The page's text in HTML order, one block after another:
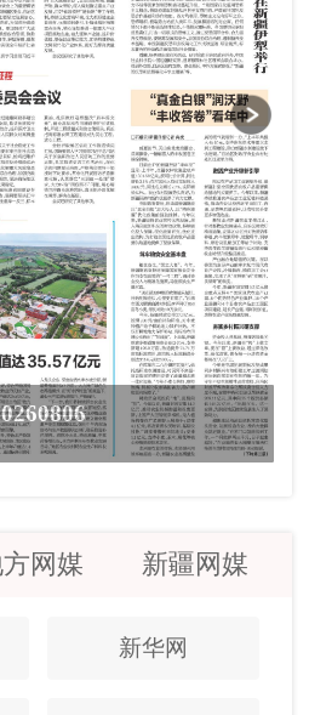
网媒 新疆网媒
新华网